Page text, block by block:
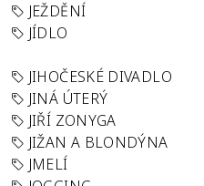
JEŽDĚNÍ
JÍDLO
JIHOČESKÉ DIVADLO
JINÁ ÚTERÝ
JIŘÍ ZONYGA
JIŽAN A BLONDÝNA
JMELÍ